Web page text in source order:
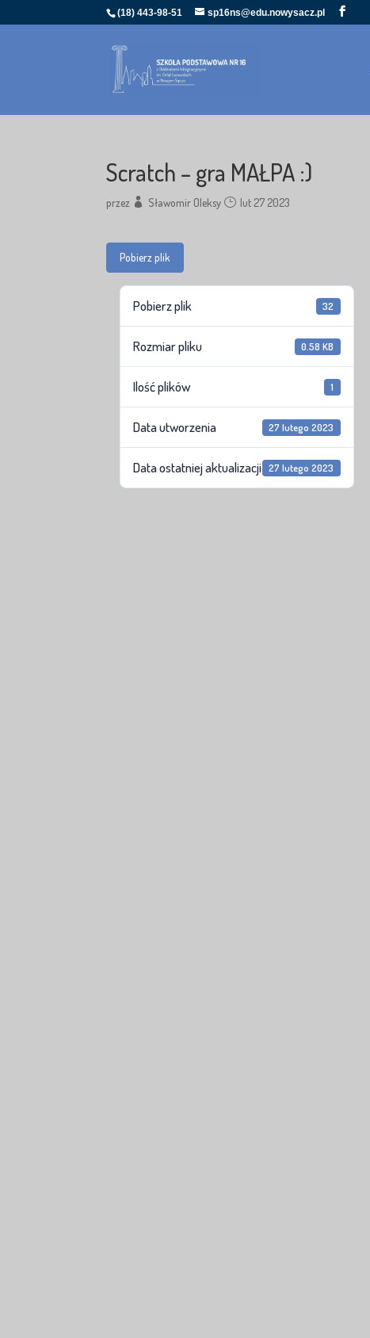
(18) 443-98-51 sp16ns@edu.nowysacz.pl
Scratch – gra MAŁPA :)
przez Sławomir Oleksy lut 27 2023
Pobierz plik
Pobierz plik 32
Rozmiar pliku 0.58 KB
Ilość plików 1
Data utworzenia 27 lutego 2023
Data ostatniej aktualizacji 27 lutego 2023